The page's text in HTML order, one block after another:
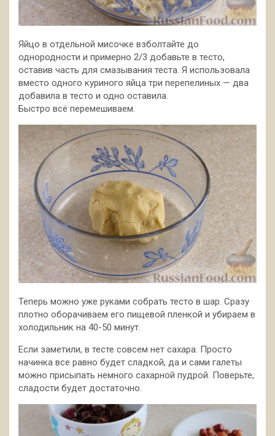
Яйцо в отдельной мисочке взболтайте до
однородности и примерно 2/3 добавьте в тесто,
оставив часть для смазывания теста. Я использовала
вместо одного куриного яйца три перепелиных — два
добавила в тесто и одно оставила.
Быстро всё перемешиваем.
Теперь можно уже руками собрать тесто в шар. Сразу
плотно оборачиваем его пищевой пленкой и убираем в
холодильник на 40-50 минут.
Если заметили, в тесте совсем нет сахара. Просто
начинка все равно будет сладкой, да и сами галеты
можно присыпать немного сахарной пудрой. Поверьте,
сладости будет достаточно.